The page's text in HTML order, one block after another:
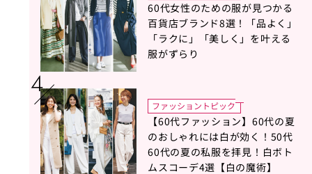
60代女性のための服が見つかる
百貨店ブランド8選！「品よく」
「ラクに」「美しく」を叶える
服がずらり
ファッショントピック
【60代ファッション】60代の夏
のおしゃれには白が効く！50代
60代の夏の私服を拝見！白ボト
ムスコーデ4選【白の魔術】